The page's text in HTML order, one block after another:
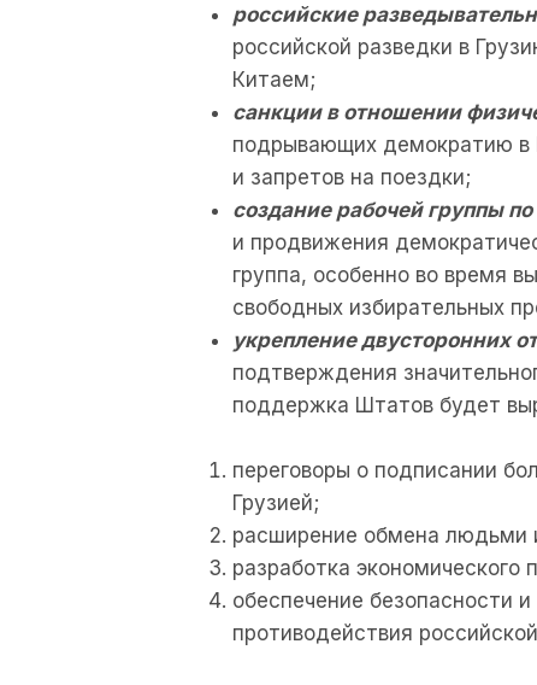
российские
российской разведки в
Китаем;
санкции в отношении
подрывающих демократию в
и запретов на поездки;
создание рабочей группы
и продвижения
группа, особенно во время
свободных избирательных
укрепление двусторонних
подтверждения
поддержка Штатов будет
переговоры о подписании
Грузией;
расширение обмена людьми
разработка экономического
обеспечение безопасности
противодействия